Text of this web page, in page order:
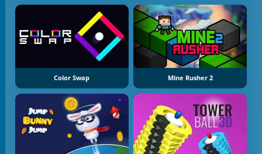
Color Swap Mine Rusher 2